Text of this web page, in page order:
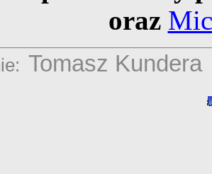
oraz
Tomasz Kundera